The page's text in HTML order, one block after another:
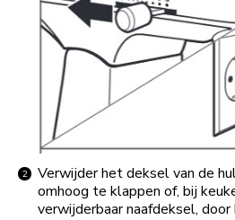
Verwijder het deksel van de
omhoog te klappen of, bij
verwijderbaar naafdeksel,